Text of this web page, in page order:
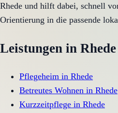
Rhede und hilft dabei, schnell
Orientierung in die passende
Leistungen in Rhede
Pflegeheim in Rhede
Betreutes Wohnen in Rhede
Kurzzeitpflege in Rhede